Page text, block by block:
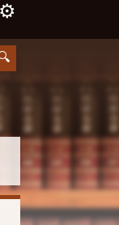
⚙️